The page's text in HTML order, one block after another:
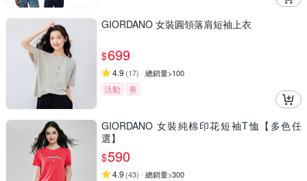
GIORDANO 女裝圓領落肩短袖上衣
$699
4.9 (17) 總銷量>100
活動 券
GIORDANO 女裝純棉印花短袖T恤【多色任
選】
$590
4.9 (43) 總銷量>300